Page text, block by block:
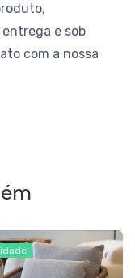
e sob
com a nossa